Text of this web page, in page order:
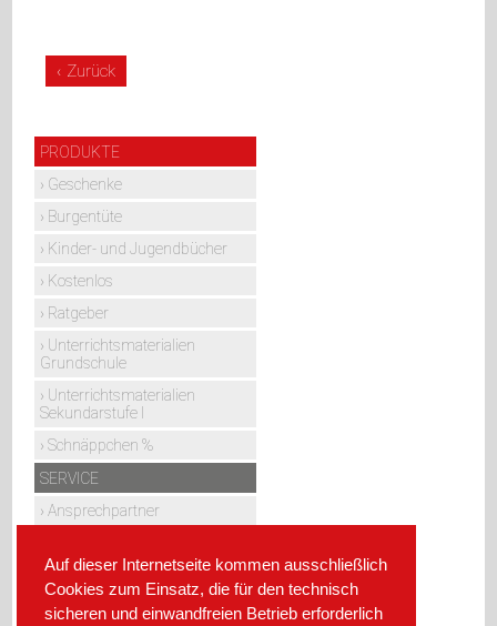
Auf dieser Internetseite kommen ausschließlich
Cookies zum Einsatz, die für den technisch
sicheren und einwandfreien Betrieb erforderlich
Zurück
Navigation
überspringen
PRODUKTE
Geschenke
Burgentüte
Kinder- und Jugendbücher
Kostenlos
Ratgeber
Unterrichtsmaterialien
Grundschule
Unterrichtsmaterialien
Sekundarstufe I
Schnäppchen %
SERVICE
Ansprechpartner
Lehrerservice
ÜBER UNS